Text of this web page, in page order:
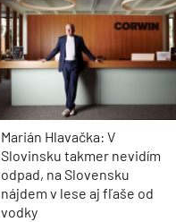
Marián Hlavačka: V
Slovinsku takmer nevidím
odpad, na Slovensku
nájdem v lese aj fľaše od
vodky